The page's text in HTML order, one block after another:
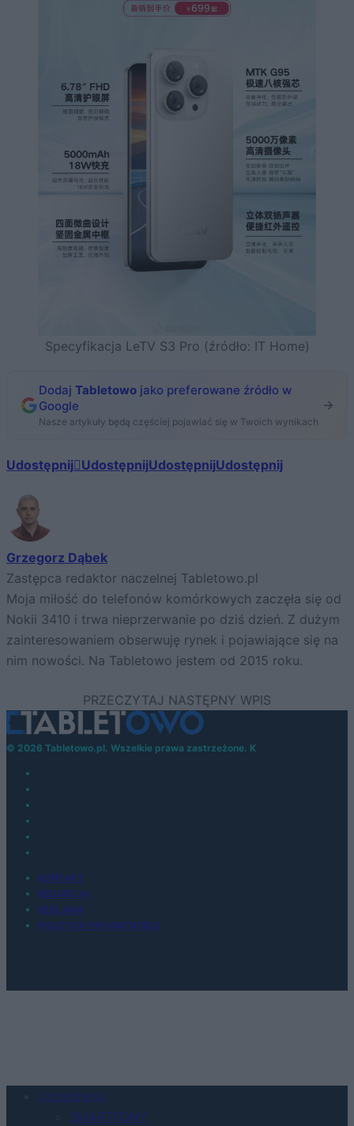
Specyfikacja LeTV S3 Pro (źródło: IT Home)
Dodaj Tabletowo jako preferowane źródło w
Google
Nasze artykuły będą częściej pojawiać się w Twoich wynikach
Udostępnij UdostępnijUdostępnijUdostępnij
Grzegorz Dąbek
Zastępca redaktor naczelnej Tabletowo.pl
Moja miłość do telefonów komórkowych zaczęła się od
Nokii 3410 i trwa nieprzerwanie po dziś dzień. Z dużym
zainteresowaniem obserwuję rynek i pojawiające się na
nim nowości. Na Tabletowo jestem od 2015 roku.
© 2026 Tabletowo.pl. Wszelkie prawa zastrzeżone. K
KONTAKT
REDAKCJA
REKLAMA
POLITYKA PRYWATNOŚCI
Urządzenia
SMARTFONY